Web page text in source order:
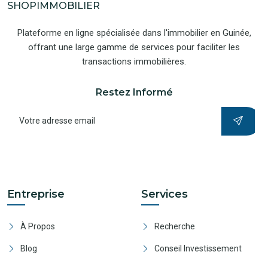
SHOPIMMOBILIER
Plateforme en ligne spécialisée dans l'immobilier en Guinée,
offrant une large gamme de services pour faciliter les
transactions immobilières.
Restez Informé
Entreprise
À Propos
Blog
Services
Recherche
Conseil Investissement